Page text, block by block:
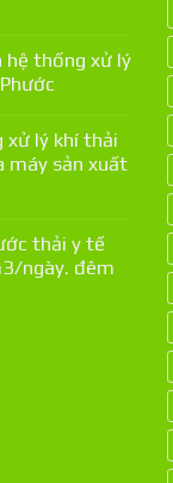
hệ thống xử lý
xử lý khí thải
máy sản xuất
thải y tế
ngày. đêm